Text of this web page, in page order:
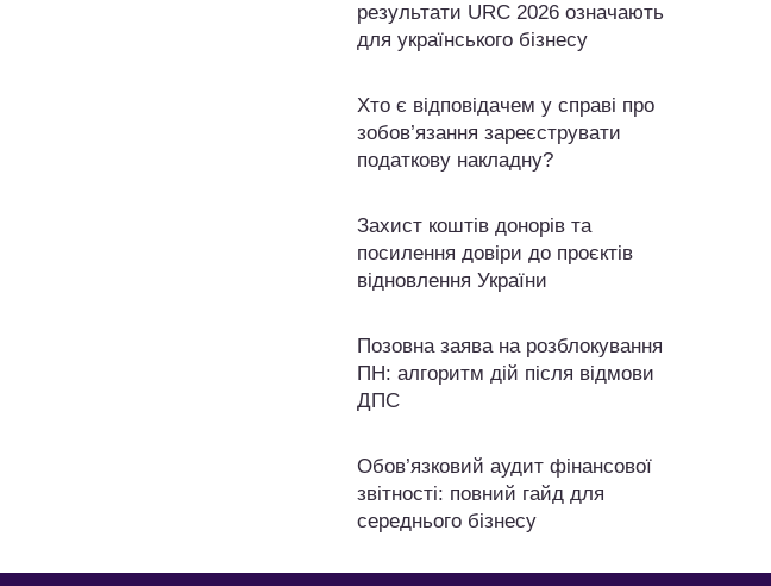
результати URC 2026 означають
для українського бізнесу
Хто є відповідачем у справі про
зобов’язання зареєструвати
податкову накладну?
Захист коштів донорів та
посилення довіри до проєктів
відновлення України
Позовна заява на розблокування
ПН: алгоритм дій після відмови
ДПС
Обов’язковий аудит фінансової
звітності: повний гайд для
середнього бізнесу